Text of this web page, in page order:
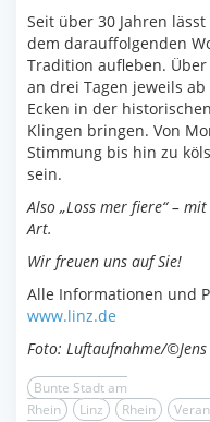
Seit über 30 Jahren
dem darauffolgenden
Tradition aufleben.
an drei Tagen jeweils
Ecken in der
Klingen bringen. Von
Stimmung bis hin zu
sein.
Also „Loss mer fiere“ –
Art.
Wir freuen uns auf Sie!
Alle Informationen und
www.linz.de
Foto: Luftaufnahme/
Bunte Stadt am
Rhein
Linz Rhein